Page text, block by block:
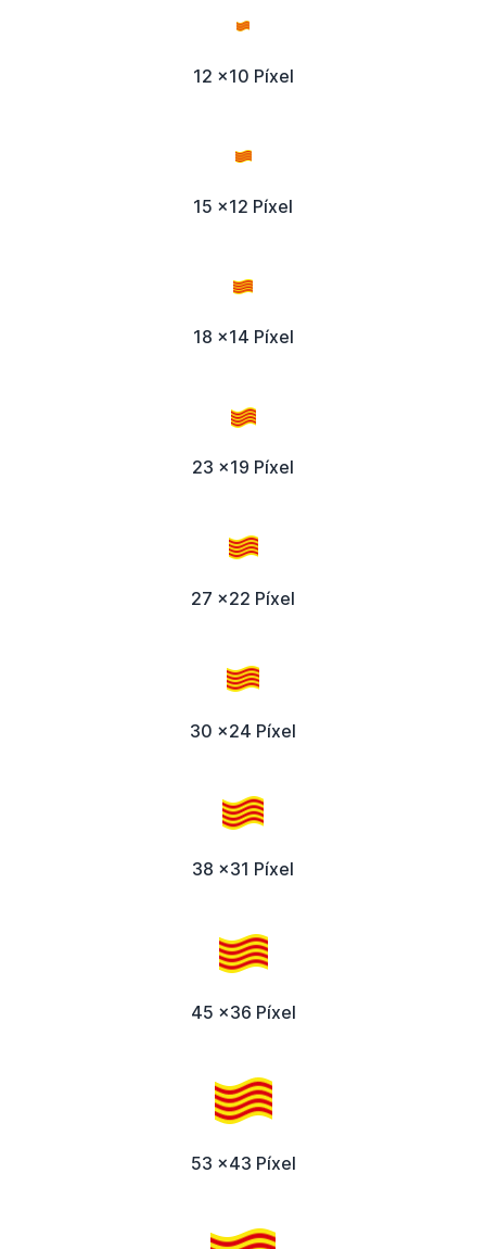
12 x10 Píxel
15 x12 Píxel
18 x14 Píxel
23 x19 Píxel
27 x22 Píxel
30 x24 Píxel
38 x31 Píxel
45 x36 Píxel
53 x43 Píxel